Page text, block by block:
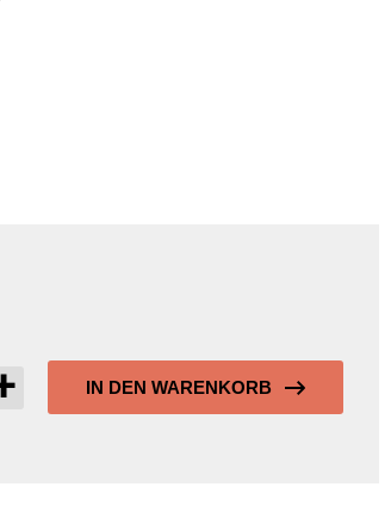
IN DEN WARENKORB